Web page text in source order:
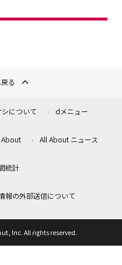
る
について dメニュー
About All About ニュース
統計
報の外部送信について
Inc. All rights reserved.